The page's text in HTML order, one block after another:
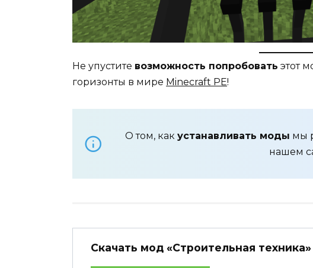
Не упустите возможность попробовать этот
горизонты в мире Minecraft PE!
О том, как устанавливать моды мы
нашем
Скачать мод «Строительная